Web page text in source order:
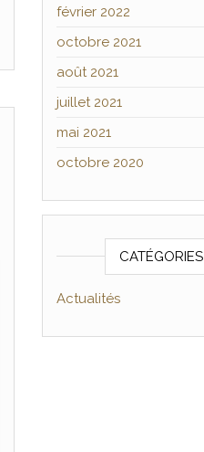
février 2022
octobre 2021
août 2021
juillet 2021
mai 2021
octobre 2020
CATÉGORIES
Actualités